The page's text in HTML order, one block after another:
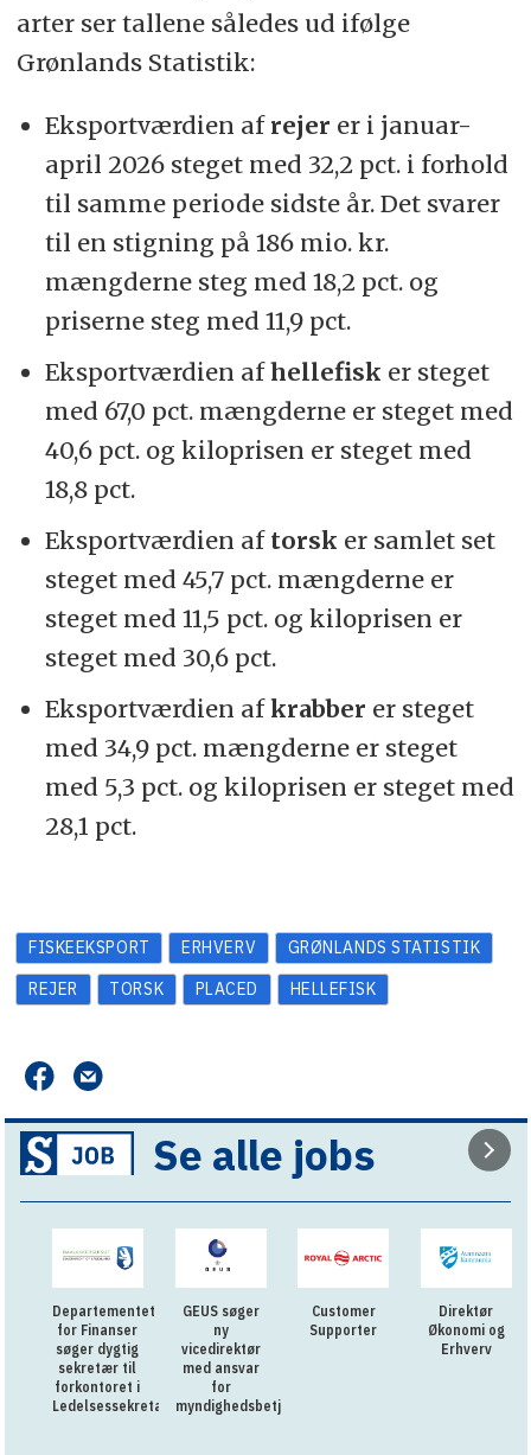
arter ser tallene således ud ifølge
Grønlands Statistik:
Eksportværdien af rejer er i januar-
april 2026 steget med 32,2 pct. i forhold
til samme periode sidste år. Det svarer
til en stigning på 186 mio. kr.
mængderne steg med 18,2 pct. og
priserne steg med 11,9 pct.
Eksportværdien afhellefisk er steget
med 67,0 pct. mængderne er steget med
40,6 pct. og kiloprisen er steget med
18,8 pct.
Eksportværdien af torsk er samlet set
steget med 45,7 pct. mængderne er
steget med 11,5 pct. og kiloprisen er
steget med 30,6 pct.
Eksportværdien afkrabber er steget
med 34,9 pct. mængderne er steget
med 5,3 pct. og kiloprisen er steget med
28,1 pct.
FISKEEKSPORT ERHVERV
GRØNLANDS STATISTIK
REJER
TORSK PLACED HELLEFISK
Se alle jobs
Departementet
for Finanser
søger dygtig
sekretær til
forkontoret i
Ledelsessekretariatet
GEUS søger
ny
vicedirektør
med ansvar
for
myndighedsbetjening
Customer
Supporter
Direktør
Økonomi og
Erhverv